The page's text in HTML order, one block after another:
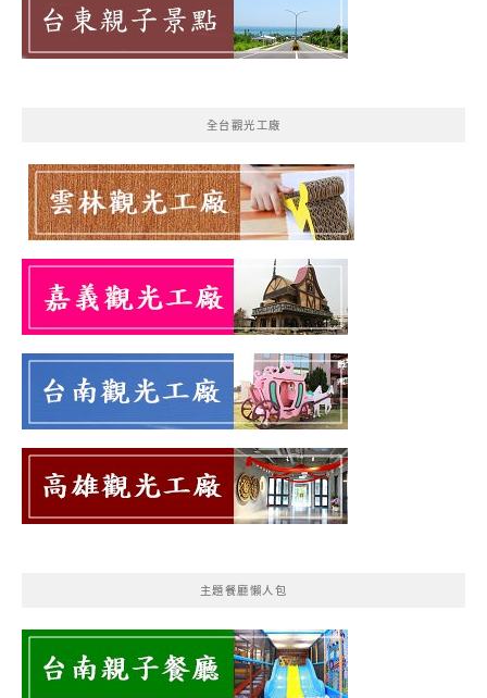
全台觀光工廠
主題餐廳懶人包